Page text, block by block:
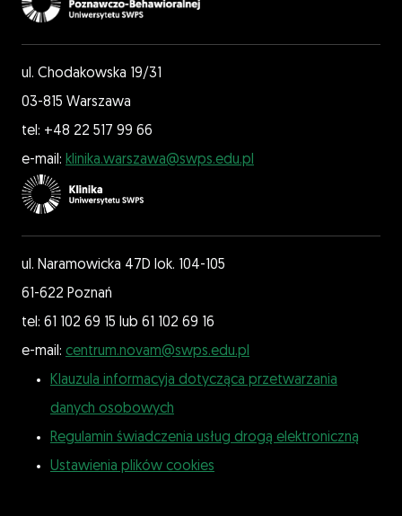
ul. Chodakowska 19/31
03-815 Warszawa
tel: +48 22 517 99 66
e-mail: klinika.warszawa@swps.edu.pl
ul. Naramowicka 47D lok. 104-105
61-622 Poznań
tel: 61 102 69 15 lub 61 102 69 16
e-mail: centrum.novam@swps.edu.pl
Klauzula informacyja dotycząca przetwarzania
danych osobowych
Regulamin świadczenia usług drogą elektroniczną
Ustawienia plików cookies